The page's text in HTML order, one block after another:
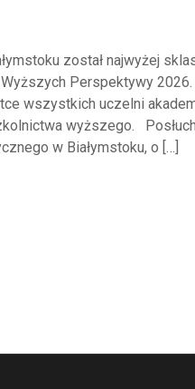
został najwyżej
Perspektywy
wszystkich uczelni
wyższego.
w Białymstoku, o […]